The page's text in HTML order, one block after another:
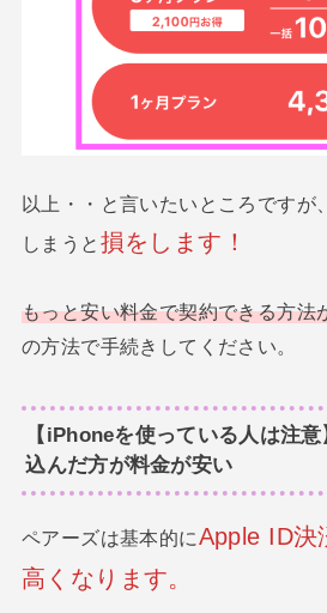
以上・・と言いたいところですが
しまうと 損をします！
もっと安い料金で契約できる方法
の方法で手続きしてください。
【iPhoneを使っている人は注
込んだ方が料金が安い
ペアーズは基本的にApp le ID決
高くなります。